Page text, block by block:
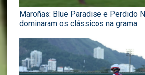
Maroñas: Blue Paradise e Perdido
dominaram os clássicos na grama